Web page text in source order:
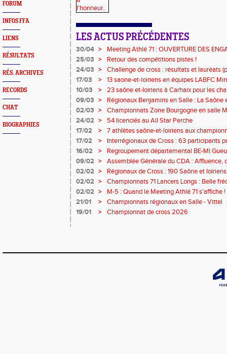
FORUM
INFOS FFA
LIENS
RÉSULTATS
RÉS. ARCHIVES
RECORDS
CHAT
BIOGRAPHIES
LES ACTUS PRÉCÉDENTES
30/04 >
Meeting Athlé 71 : OUVERTURE DES
25/03 >
Retour des compétitions pistes !
24/03 >
Challenge de cross : résultats et lauréats
17/03
>
13 saone-et-loiriens en équipes LABFC
couleurs de la Ligue à Metz
10/03 >
23 saône et-loiriens à Carhaix pour les
Cross !
09/03 >
Régionaux Benjamins en Salle : La Saône
l'affiche !
02/03 >
Championnats Zone Bourgogne en salle
médailles pour les athlètes du 71 !
24/02 >
54 licenciés au All Star Perche
17/02
>
7 athlètes saône-et-loiriens aux
pour Céline BESSE !
17/02 >
Interrégionaux de Cross : 63 participants
- 3 podiums et 21 qualifiés !
16/02 >
Regroupement départemental BE-MI
plein !
09/02 >
Assemblée Générale du CDA : Affluence,
RDV !
02/02 >
Régionaux de Cross : 190 Saône et
02/02 >
Championnats 71 Lancers Longs : Belle
performances au RDV ce samedi à
02/02 >
M-5 : Quand le Meeting Athlé 71 s'affiche !
21/01
>
Championnats régionaux en Salle - Vittel
19/01
> Championnat de cross 2026